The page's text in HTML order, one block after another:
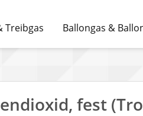
Treibgas Ballongas &
fest